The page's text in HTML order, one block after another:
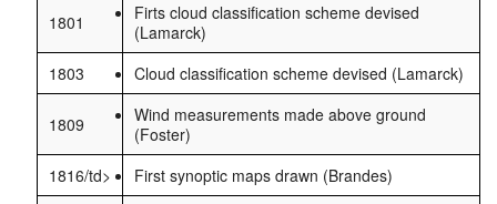
1801
Firts cloud classification scheme devised
(Lamarck)
1803
Cloud classification scheme devised (Lamarck)
1809
Wind measurements made above ground
(Foster)
1816/td>
First synoptic maps drawn (Brandes)